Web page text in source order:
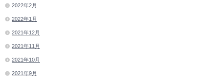
2022年2月
2022年1月
2021年12月
2021年11月
2021年10月
2021年9月